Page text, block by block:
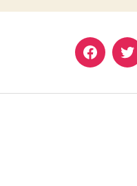
Murat